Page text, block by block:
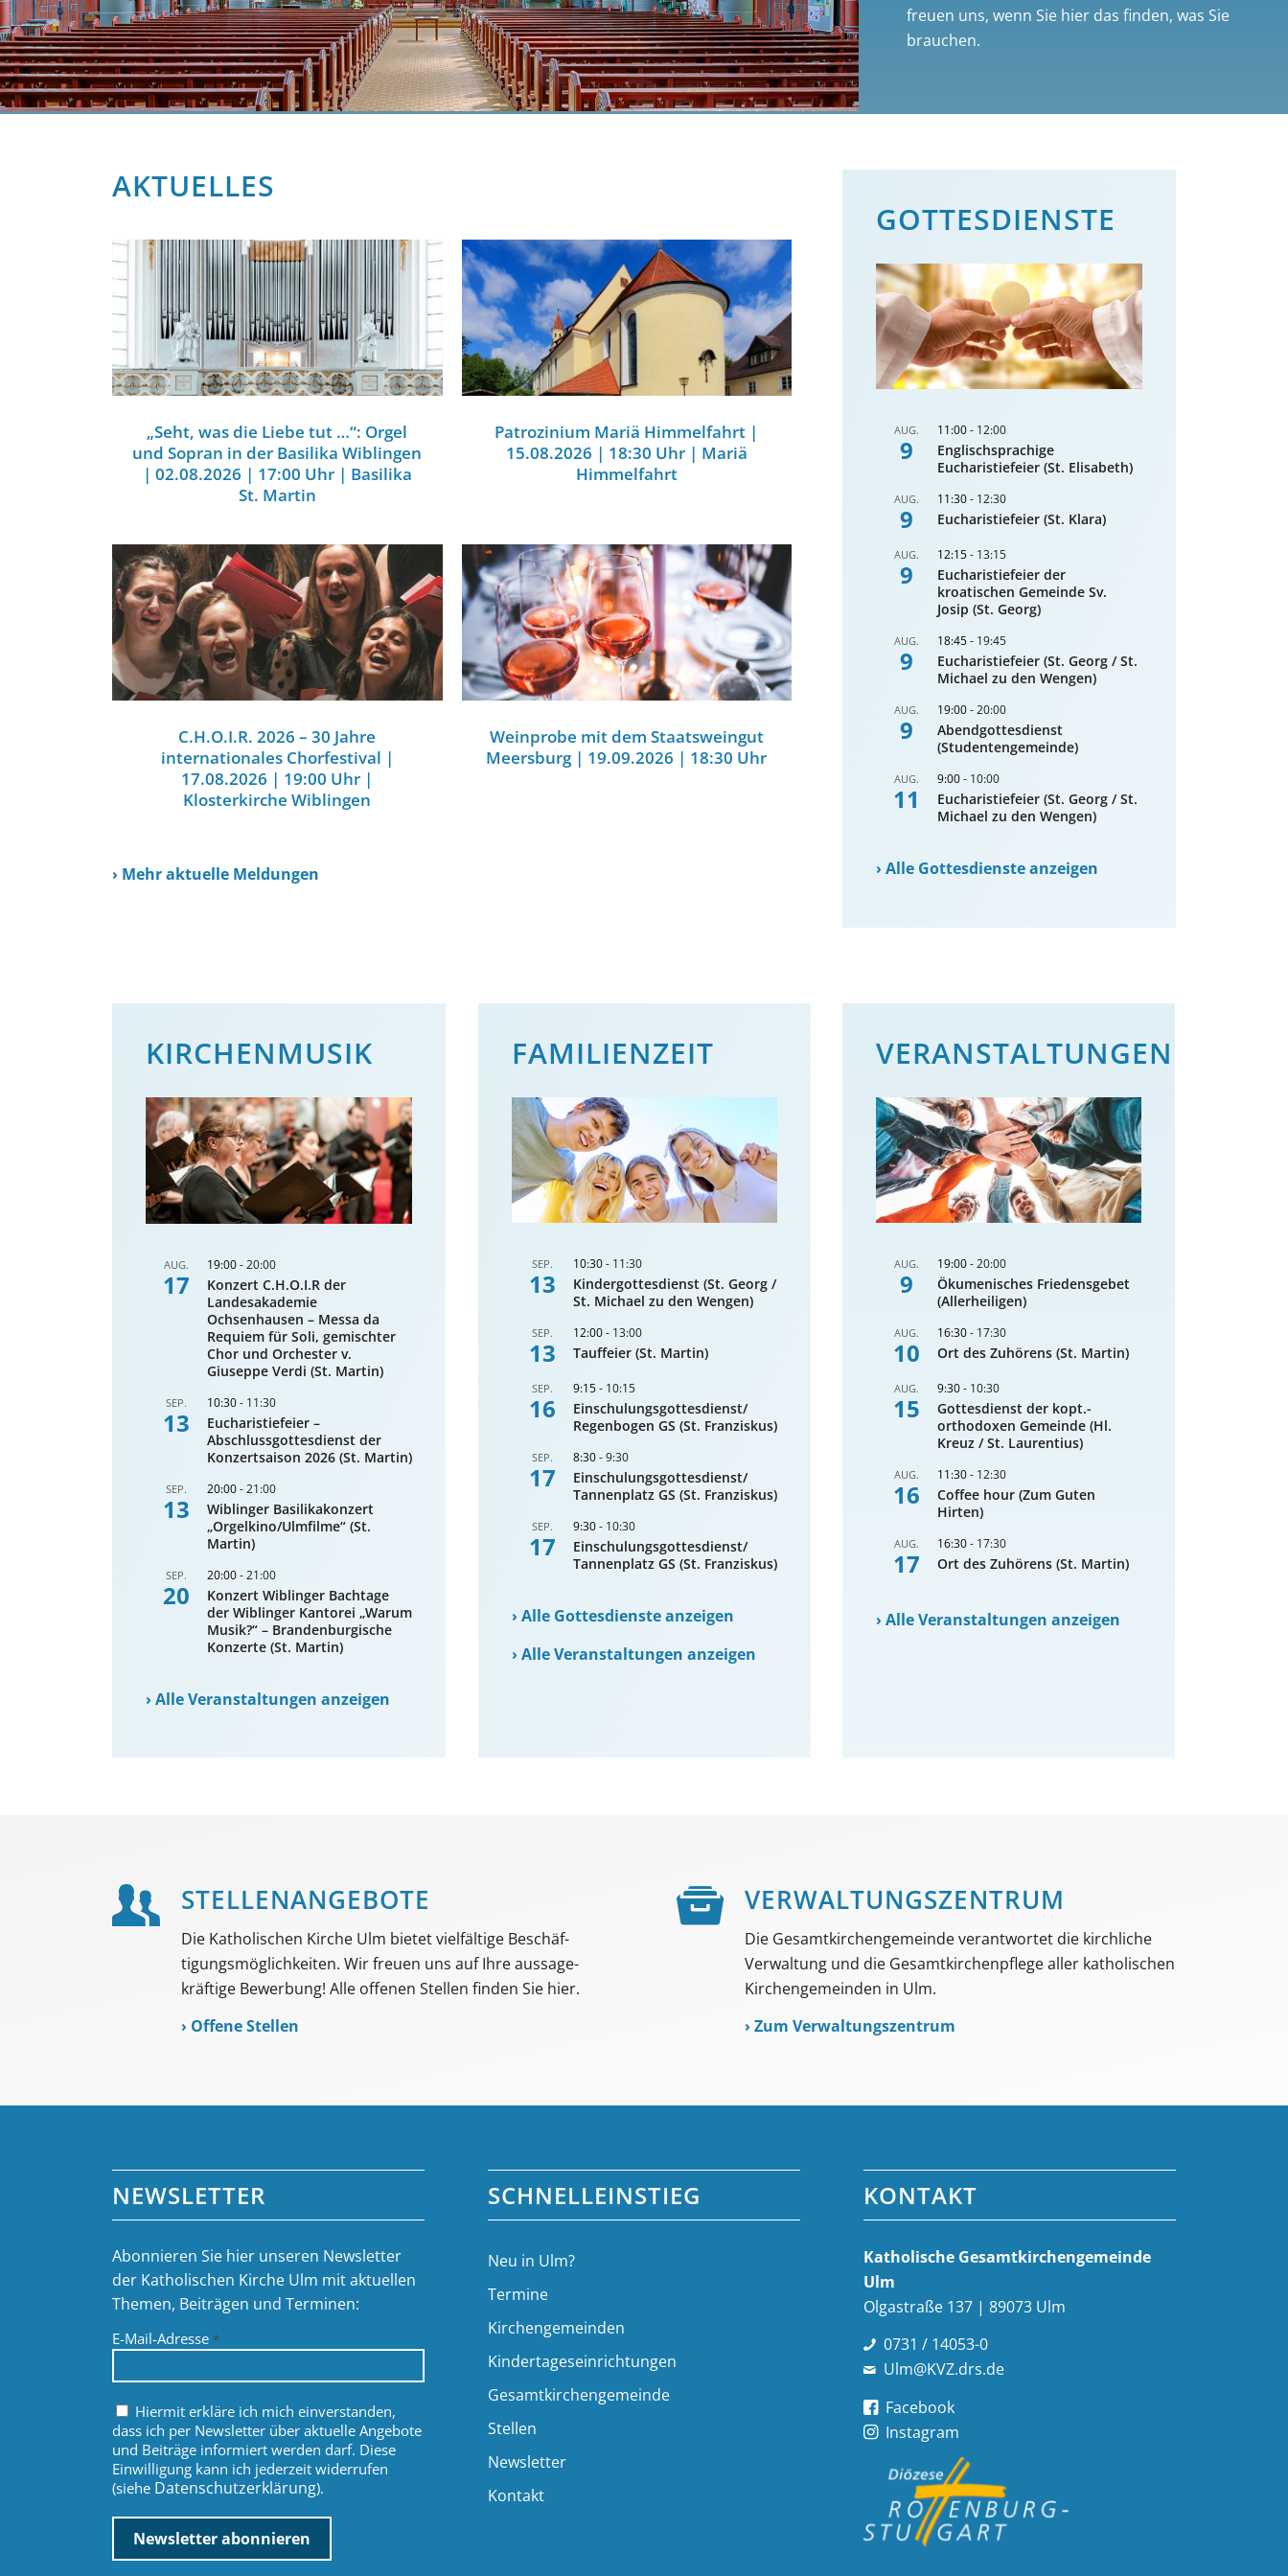
freuen uns, wenn Sie hier das finden, was Sie
brauchen.
AKTUELLES
„Seht, was die Liebe tut …“: Orgel
und Sopran in der Basilika Wiblingen
| 02.08.2026 | 17:00 Uhr | Basilika
St. Martin
Patrozinium Mariä Himmelfahrt |
15.08.2026 | 18:30 Uhr | Mariä
Himmelfahrt
C.H.O.I.R. 2026 – 30 Jahre
internationales Chorfestival |
17.08.2026 | 19:00 Uhr |
Klosterkirche Wiblingen
Weinprobe mit dem Staatsweingut
Meersburg | 19.09.2026 | 18:30 Uhr
› Mehr aktuelle Meldungen
GOTTES­DIENSTE
AUG.
9
11:00- 12:00
Englischsprachige
Eucharistiefeier (St. Elisabeth)
AUG.
9
11:30- 12:30
Eucharistiefeier (St. Klara)
AUG.
9
12:15- 13:15
Eucharistiefeier der
kroatischen Gemeinde Sv.
Josip (St. Georg)
AUG.
9
18:45- 19:45
Eucharistiefeier (St. Georg / St.
Michael zu den Wengen)
AUG.
9
19:00-20:00
Abendgottesdienst
(Studentengemeinde)
AUG.
11
9:00- 10:00
Eucharistiefeier (St. Georg / St.
Michael zu den Wengen)
›Alle Gottesdienste anzeigen
KIRCHENMUSIK
AUG.
17
19:00-20:00
Konzert C.H.O.I.R der
Landesakademie
Ochsenhausen – Messa da
Requiem für Soli, gemischter
Chor und Orchester v.
Giuseppe Verdi (St. Martin)
SEP.
13
10:30- 11:30
Eucharistiefeier –
Abschlussgottesdienst der
Konzertsaison 2026 (St. Martin)
SEP.
13
20:00-21:00
Wiblinger Basilikakonzert
„Orgelkino/Ulmfilme“ (St.
Martin)
SEP.
20
20:00-21:00
Konzert Wiblinger Bachtage
der Wiblinger Kantorei „Warum
Musik?“ – Brandenburgische
Konzerte (St. Martin)
›Alle Veranstaltungen anzeigen
FAMILIENZEIT
SEP.
13
10:30- 11:30
Kindergottesdienst (St. Georg /
St. Michael zu den Wengen)
SEP.
13
12:00- 13:00
Tauffeier (St. Martin)
SEP.
16
9:15- 10:15
Einschulungsgottesdienst/
Regenbogen GS (St. Franziskus)
SEP.
17
8:30-9:30
Einschulungsgottesdienst/
Tannenplatz GS (St. Franziskus)
SEP.
17
9:30- 10:30
Einschulungsgottesdienst/
Tannenplatz GS (St. Franziskus)
›Alle Gottesdienste anzeigen
›Alle Veranstaltungen anzeigen
VERANSTALTUNGEN
AUG.
9
19:00-20:00
Ökumenisches Friedensgebet
(Allerheiligen)
AUG.
10
16:30- 17:30
Ort des Zuhörens (St. Martin)
AUG.
15
9:30- 10:30
Gottesdienst der kopt.-
orthodoxen Gemeinde (Hl.
Kreuz / St. Laurentius)
AUG.
16
11:30- 12:30
Coffee hour (Zum Guten
Hirten)
AUG.
17
16:30- 17:30
Ort des Zuhörens (St. Martin)
›Alle Veranstaltungen anzeigen
STELLEN­ANGEBOTE
Die Katholischen Kirche Ulm bietet viel­fältige Beschäf­
tigungs­möglich­keiten. Wir freuen uns auf Ihre aussage­
kräftige Bewerbung! Alle offenen Stellen finden Sie hier.
› Offene Stellen
VER­WALTUNGS­­ZENTRUM
Die Gesamtkirchengemeinde verantwortet die kirchliche
Verwaltung und die Gesamtkirchenpflege aller katholischen
Kirchengemeinden in Ulm.
›Zum Verwaltungszentrum
NEWSLETTER
Abonnieren Sie hier unseren Newsletter
der Katholischen Kirche Ulm mit aktuellen
Themen, Beiträgen und Terminen:
E-Mail-Adresse*
Hiermit erkläre ich mich einverstanden,
dass ich per Newsletter über aktuelle Angebote
und Beiträge informiert werden darf. Diese
Einwilligung kann ich jederzeit widerrufen
(siehe Datenschutzerklärung).
SCHNELLEINSTIEG
Neu in Ulm?
Termine
Kirchengemeinden
Kindertageseinrichtungen
Gesamtkirchengemeinde
Stellen
Newsletter
Kontakt
KONTAKT
Katholische Gesamt­kirchen­gemeinde
Ulm
Olgastraße 137 | 89073 Ulm
0731 / 14053-0
Ulm@KVZ.drs.de
Facebook
Instagram